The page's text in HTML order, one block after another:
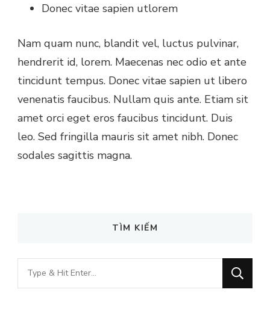
Donec vitae sapien utlorem
Nam quam nunc, blandit vel, luctus pulvinar,
hendrerit id, lorem. Maecenas nec odio et ante
tincidunt tempus. Donec vitae sapien ut libero
venenatis faucibus. Nullam quis ante. Etiam sit
amet orci eget eros faucibus tincidunt. Duis
leo. Sed fringilla mauris sit amet nibh. Donec
sodales sagittis magna.
TÌM KIẾM
Looking
for